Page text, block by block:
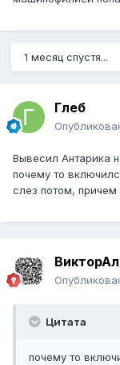
1 месяц спустя...
Глеб
Вывесил Антарика
почему то
слез потом, причем
Цитата
почему то